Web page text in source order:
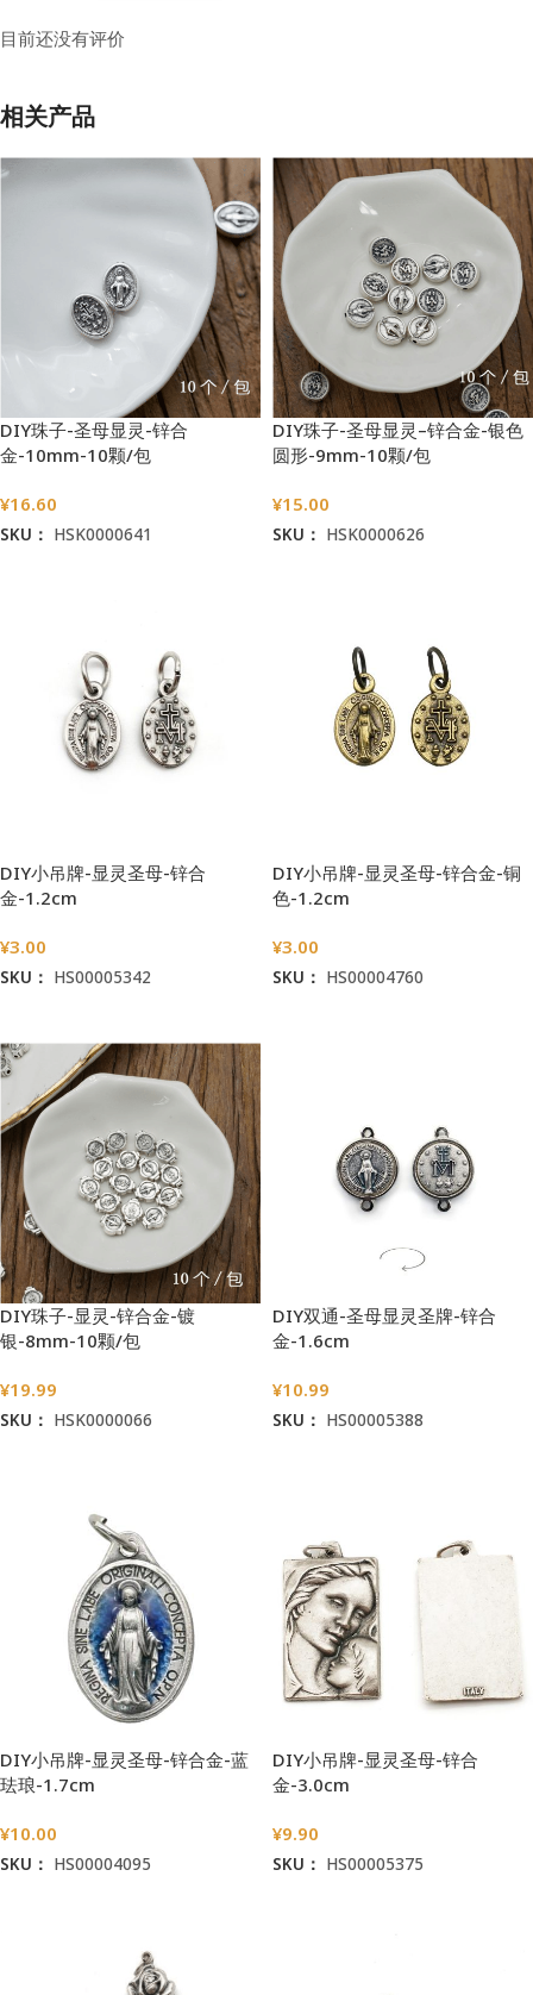
目前还没有评价
相关产品
DIY珠子-圣母显灵-锌合
金-10mm-10颗/包
¥16.60
SKU： HSK0000641
DIY珠子-圣母显灵–锌合金-银色
圆形-9mm-10颗/包
¥15.00
SKU： HSK0000626
DIY小吊牌-显灵圣母-锌合
金-1.2cm
¥3.00
SKU： HS00005342
DIY小吊牌-显灵圣母-锌合金-铜
色-1.2cm
¥3.00
SKU： HS00004760
DIY珠子-显灵-锌合金-镀
银-8mm-10颗/包
¥19.99
SKU： HSK0000066
DIY双通-圣母显灵圣牌-锌合
金-1.6cm
¥10.99
SKU： HS00005388
DIY小吊牌-显灵圣母-锌合金-蓝
珐琅-1.7cm
¥10.00
SKU： HS00004095
DIY小吊牌-显灵圣母-锌合
金-3.0cm
¥9.90
SKU： HS00005375